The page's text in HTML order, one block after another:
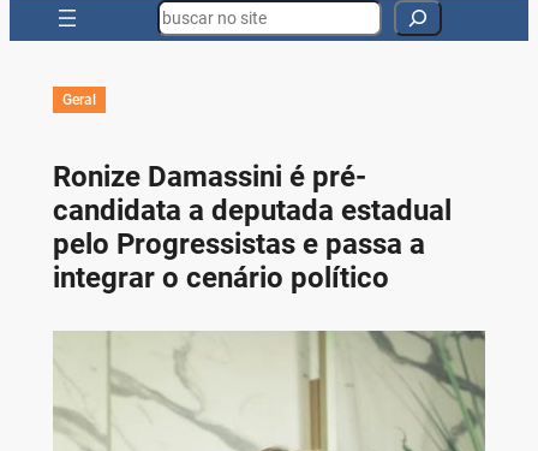
Search
Geral
Ronize Damassini é pré-
candidata a deputada estadual
pelo Progressistas e passa a
integrar o cenário político